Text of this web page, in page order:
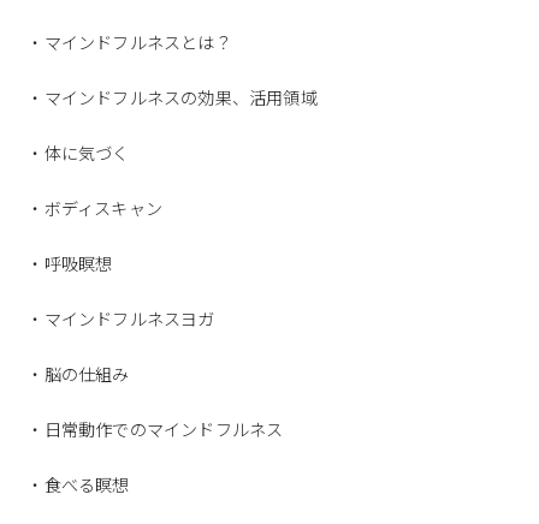
・マインドフルネスとは？
・マインドフルネスの効果、活用領域
・体に気づく
・ボディスキャン
・呼吸瞑想
・マインドフルネスヨガ
・脳の仕組み
・日常動作でのマインドフルネス
・食べる瞑想